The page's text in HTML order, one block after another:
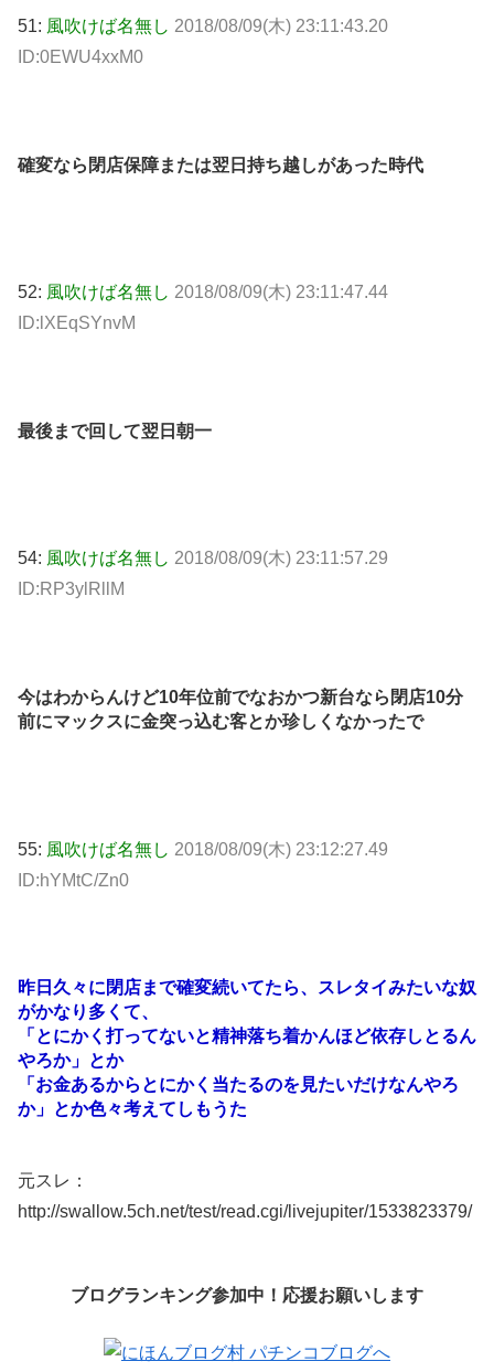
51: 風吹けば名無し 2018/08/09(木) 23:11:43.20
ID:0EWU4xxM0
確変なら閉店保障または翌日持ち越しがあった時代
52: 風吹けば名無し 2018/08/09(木) 23:11:47.44
ID:lXEqSYnvM
最後まで回して翌日朝一
54: 風吹けば名無し 2018/08/09(木) 23:11:57.29
ID:RP3ylRllM
今はわからんけど10年位前でなおかつ新台なら閉店10分
前にマックスに金突っ込む客とか珍しくなかったで
55: 風吹けば名無し 2018/08/09(木) 23:12:27.49
ID:hYMtC/Zn0
昨日久々に閉店まで確変続いてたら、スレタイみたいな奴
がかなり多くて、
「とにかく打ってないと精神落ち着かんほど依存しとるん
やろか」とか
「お金あるからとにかく当たるのを見たいだけなんやろ
か」とか色々考えてしもうた
元スレ：
http://swallow.5ch.net/test/read.cgi/livejupiter/1533823379/
ブログランキング参加中！応援お願いします